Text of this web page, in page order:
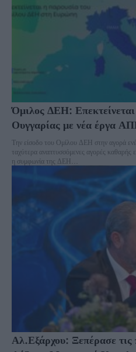
Όμιλος ΔΕΗ:
Ουγγαρίας με νέα έργα
Την είσοδο του Ομίλου ΔΕΗ στην αγορά
ταχύτερα αναπτυσσόμενες αγορές καθαρής
η συμφωνία της ΔΕΗ...
Αλ.Εξάρχου: Ξεπέρασε τις